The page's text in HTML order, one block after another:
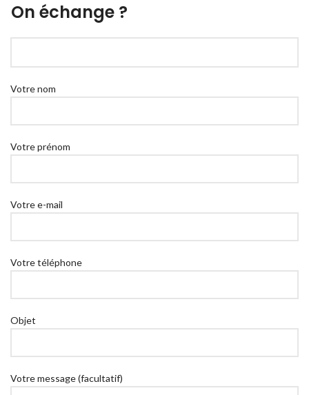
On échange ?
Votre nom
Votre prénom
Votre e-mail
Votre téléphone
Objet
Votre message (facultatif)